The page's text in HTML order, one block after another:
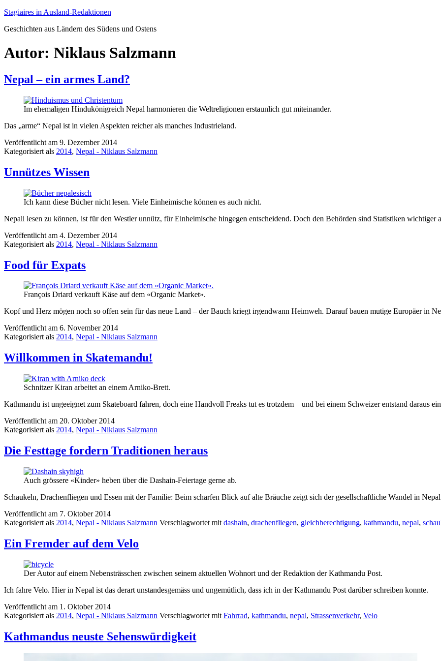
Zum
springen
Stagiaires in Ausland-Redaktionen
Geschichten aus Ländern des Südens und Ostens
Autor: Niklaus Salzmann
Nepal – ein armes Land?
Im ehemaligen Hindukönigreich Nepal harmonieren die Weltreligionen erstaunlich gut miteinander.
Das „arme“ Nepal ist in vielen Aspekten reicher als manches Industrieland.
Veröffentlicht am 9. Dezember 2014
Kategorisiert als 2014, Nepal - Niklaus Salzmann
Unnützes Wissen
Ich kann diese Bücher nicht lesen. Viele Einheimische können es auch nicht.
Nepali lesen zu können, ist für den Westler unnütz, für Einheimische hingegen entscheidend. Doch den Behörden sind Statistiken wichtiger
Veröffentlicht am 4. Dezember 2014
Kategorisiert als 2014, Nepal - Niklaus Salzmann
Food für Expats
François Driard verkauft Käse auf dem «Organic Market».
Kopf und Herz mögen noch so offen sein für das neue Land – der Bauch kriegt irgendwann Heimweh. Darauf bauen mutige Europäer in
Veröffentlicht am 6. November 2014
Kategorisiert als 2014, Nepal - Niklaus Salzmann
Willkommen in Skatemandu!
Schnitzer Kiran arbeitet an einem Arniko-Brett.
Kathmandu ist ungeeignet zum Skateboard fahren, doch eine Handvoll Freaks tut es trotzdem – und bei einem Schweizer entstand daraus
Veröffentlicht am 20. Oktober 2014
Kategorisiert als 2014, Nepal - Niklaus Salzmann
Die Festtage fordern Traditionen heraus
Auch grössere «Kinder» heben über die Dashain-Feiertage gerne ab.
Schaukeln, Drachenfliegen und Essen mit der Familie: Beim scharfen Blick auf alte Bräuche zeigt sich der gesellschaftliche Wandel in
Veröffentlicht am 7. Oktober 2014
Kategorisiert als 2014, Nepal - Niklaus Salzmann Verschlagwortet mit dashain, drachenfliegen, gleichberechtigung, kathmandu, nepal,
Ein Fremder auf dem Velo
Der Autor auf einem Nebensträsschen zwischen seinem aktuellen Wohnort und der Redaktion der Kathmandu Post.
Ich fahre Velo. Hier in Nepal ist das derart unstandesgemäss und ungemütlich, dass ich in der Kathmandu Post darüber schreiben konnte.
Veröffentlicht am 1. Oktober 2014
Kategorisiert als 2014, Nepal - Niklaus Salzmann Verschlagwortet mit Fahrrad, kathmandu, nepal, Strassenverkehr, Velo
Kathmandus neuste Sehenswürdigkeit